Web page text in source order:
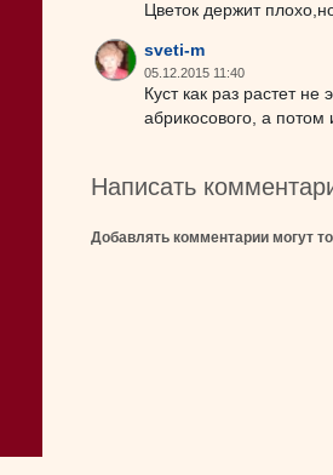
Цветок держит
sveti-m
05.12.2015 11:40
Куст как раз растет
абрикосового, а потом
Написать
Добавлять комментарии могут